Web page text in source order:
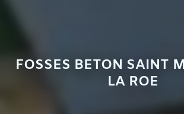
FOSSES BETON SAINT
LA ROE